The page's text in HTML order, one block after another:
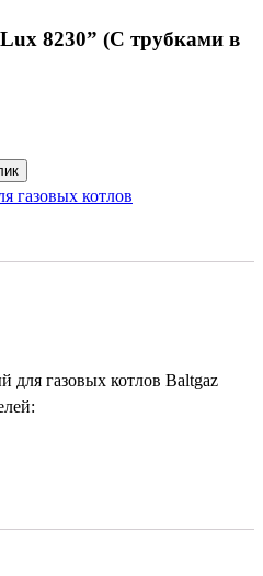
8230” (С трубками в
газовых котлов
для газовых котлов Baltgaz